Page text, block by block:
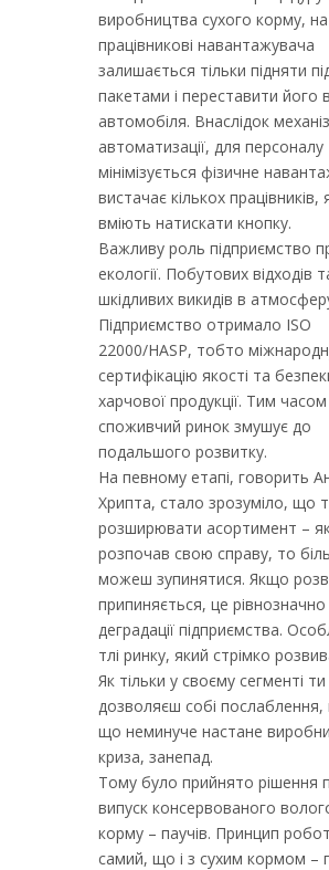
виробництва сухого корму, на
працівникові навантажувача
залишається тільки підняти
пакетами і переставити його
автомобіля. Внаслідок
автоматизації, для персоналу
мінімізується фізичне
вистачає кількох працівників,
вміють натискати кнопку.
Важливу роль підприємство
екології. Побутових відходів
шкідливих викидів в
Підприємство отримало ISO
22000/HASP, тобто
сертифікацію якості та
харчової продукції. Тим часом
споживчий ринок змушує до
подальшого розвитку.
На певному етапі, говорить
Хрипта, стало зрозуміло, що
розширювати асортимент –
розпочав свою справу, то
можеш зупинятися. Якщо
припиняється, це рівнозначно
деградації підприємства.
тлі ринку, який стрімко
Як тільки у своєму сегменті ти
дозволяєш собі
що неминуче настане
криза, занепад.
Тому було прийнято рішення
випуск консервованого
корму – паучів. Принцип
самий, що і з сухим кормом –